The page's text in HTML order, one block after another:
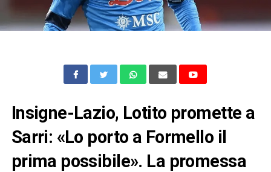
Insigne-Lazio, Lotito promette a
Sarri: «Lo porto a Formello il
prima possibile». La promessa